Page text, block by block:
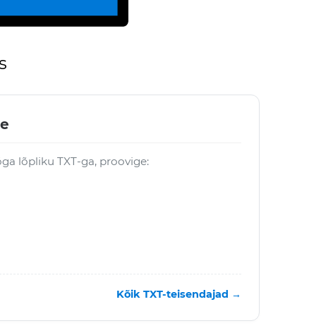
lõpliku TXT-ga, proovige:
Kõik TXT-teisendajad →